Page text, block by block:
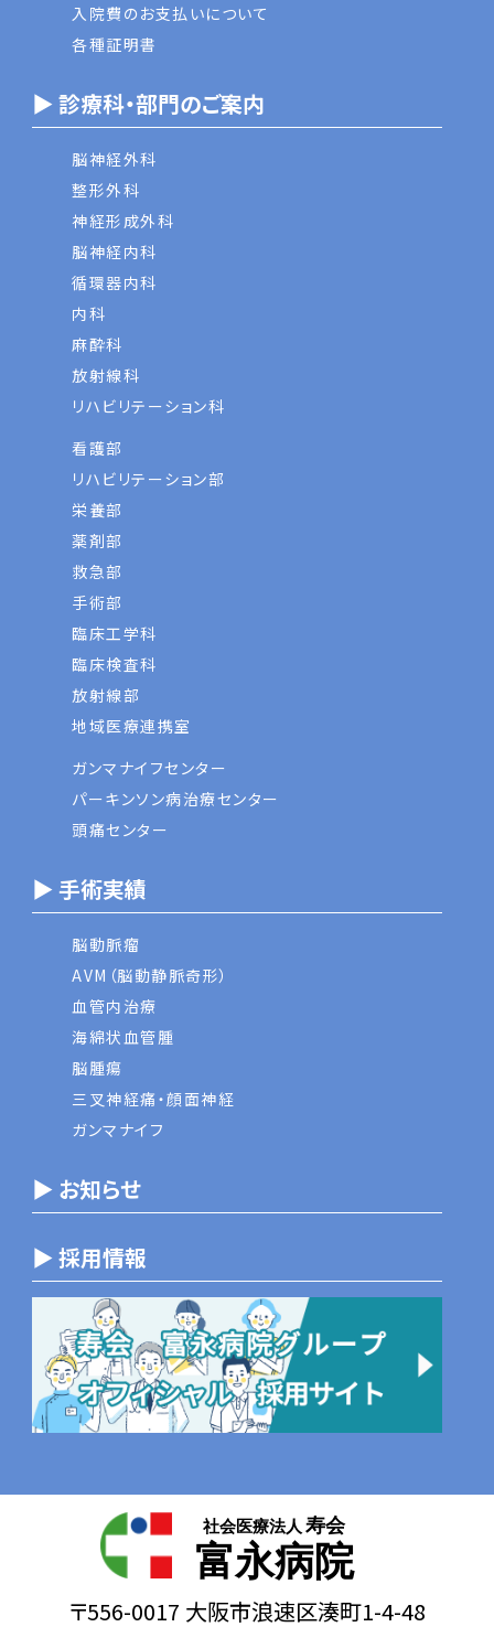
入院費のお支払いについて
各種証明書
▶ 診療科・部門のご案内
脳神経外科
整形外科
神経形成外科
脳神経内科
循環器内科
内科
麻酔科
放射線科
リハビリテーション科
看護部
リハビリテーション部
栄養部
薬剤部
救急部
手術部
臨床工学科
臨床検査科
放射線部
地域医療連携室
ガンマナイフセンター
パーキンソン病治療センター
頭痛センター
▶ 手術実績
脳動脈瘤
AVM（脳動静脈奇形）
血管内治療
海綿状血管腫
脳腫瘍
三叉神経痛・顔面神経
ガンマナイフ
▶ お知らせ
▶ 採用情報
社会医療法人 寿会
富永病院
〒556-0017 大阪市浪速区湊町1-4-48